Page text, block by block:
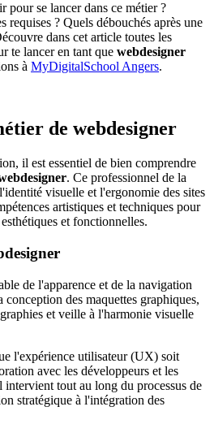
pour se lancer dans ce métier ?
requises ? Quels débouchés après une
dans cet article toutes les
te lancer en tant que webdesigner
à MyDigitalSchool Angers.
de webdesigner
il est essentiel de bien comprendre
. Ce professionnel de la
visuelle et l'ergonomie des sites
artistiques et techniques pour
et fonctionnelles.
de l'apparence et de la navigation
des maquettes graphiques,
et veille à l'harmonie visuelle
l'expérience utilisateur (UX) soit
avec les développeurs et les
tout au long du processus de
stratégique à l'intégration des